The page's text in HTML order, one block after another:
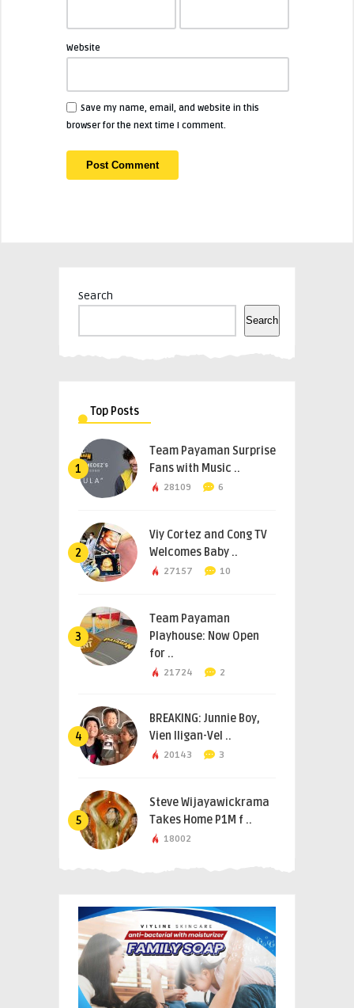
Website
Save my name, email, and website in this
browser for the next time I comment.
Search
Search
Top Posts
1
Team Payaman Surprise
Fans with Music ..
28109 6
2
Viy Cortez and Cong TV
Welcomes Baby ..
27157 10
3
Team Payaman
Playhouse: Now Open
for ..
21724 2
4
BREAKING: Junnie Boy,
Vien Iligan-Vel ..
20143 3
5
Steve Wijayawickrama
Takes Home P1M f ..
18002